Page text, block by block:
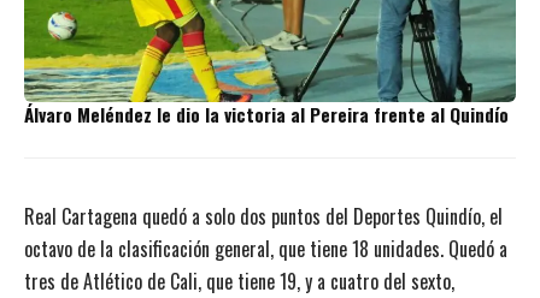
Álvaro Meléndez le dio la victoria al Pereira frente al Quindío
Real Cartagena quedó a solo dos puntos del Deportes Quindío, el
octavo de la clasificación general, que tiene 18 unidades. Quedó a
tres de Atlético de Cali, que tiene 19, y a cuatro del sexto,